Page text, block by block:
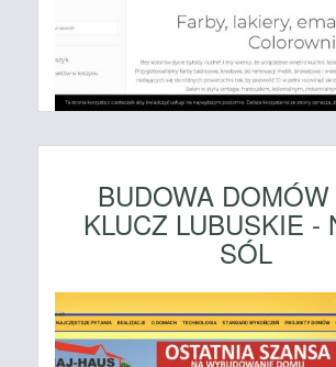
BUDOWA
KLUCZ LUBUSKIE -
SÓL